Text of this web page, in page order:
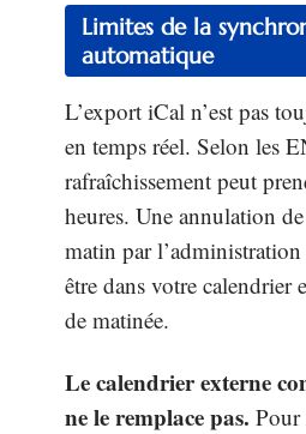
Limites de la
automatique
L’export iCal n’est pas
en temps réel. Selon les
rafraîchissement peut
heures. Une annulation
matin par l’administration
être dans votre calendrier
de matinée.
Le calendrier externe
ne le remplace pas. Pour